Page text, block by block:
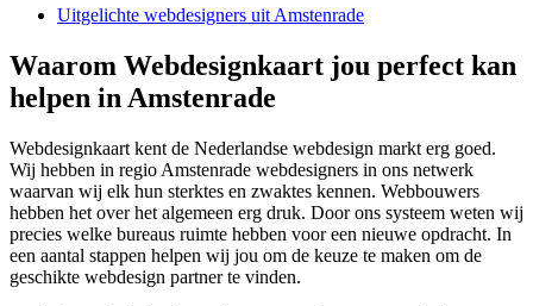
Uitgelichte webdesigners uit Amstenrade
Waarom Webdesignkaart jou perfect kan
helpen in Amstenrade
Webdesignkaart kent de Nederlandse webdesign markt erg goed.
Wij hebben in regio Amstenrade webdesigners in ons netwerk
waarvan wij elk hun sterktes en zwaktes kennen. Webbouwers
hebben het over het algemeen erg druk. Door ons systeem weten wij
precies welke bureaus ruimte hebben voor een nieuwe opdracht. In
een aantal stappen helpen wij jou om de keuze te maken om de
geschikte webdesign partner te vinden.